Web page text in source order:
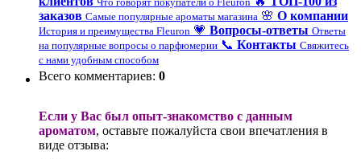
заказов Самые популярные ароматы магазина 🌸 О компании
История и преимущества Fleuron 💗 Вопросы-ответы Ответы
на популярные вопросы о парфюмерии 📞 Контакты Свяжитесь
с нами удобным способом
Всего комментариев: 0
Если у Вас был опыт-знакомство с данным
ароматом, оставьте пожалуйста свои впечатления в
виде отзыва: